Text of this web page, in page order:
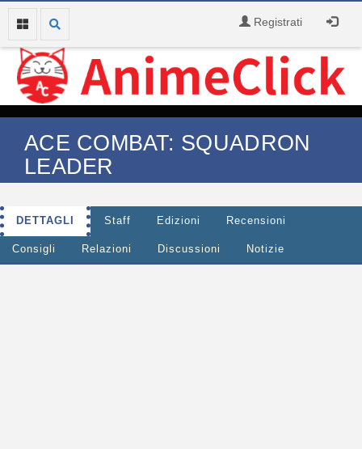
Registrati
ACE COMBAT: SQUADRON
LEADER
DETTAGLI Staff Edizioni Recensioni
Consigli Relazioni Discussioni Notizie